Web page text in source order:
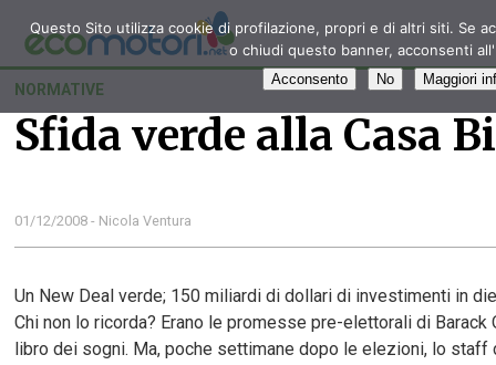
NORMATIVE
Sfida verde alla Casa
01/12/2008 - Nicola Ventura
Un New Deal verde; 150 miliardi di dollari di investimenti in
Chi non lo ricorda? Erano le promesse pre-elettorali di
libro dei sogni. Ma, poche settimane dopo le elezioni, lo
Questo Sito utilizza cookie di profilazione, propri e di altri siti. Se
o chiudi questo banner, acconsenti
Acconsento No Maggiori